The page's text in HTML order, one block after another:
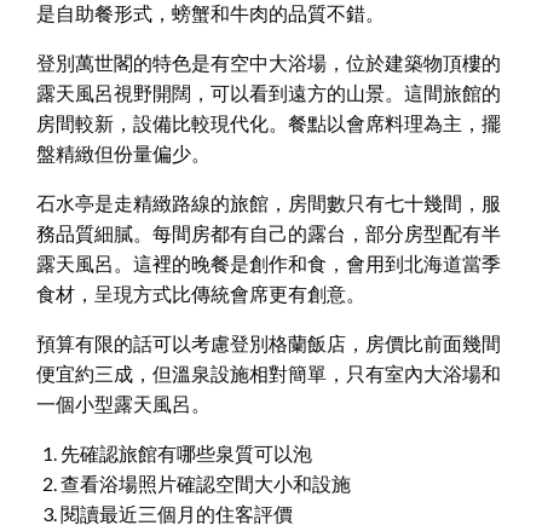
是自助餐形式，螃蟹和牛肉的品質不錯。
登別萬世閣的特色是有空中大浴場，位於建築物頂樓的
露天風呂視野開闊，可以看到遠方的山景。這間旅館的
房間較新，設備比較現代化。餐點以會席料理為主，擺
盤精緻但份量偏少。
石水亭是走精緻路線的旅館，房間數只有七十幾間，服
務品質細膩。每間房都有自己的露台，部分房型配有半
露天風呂。這裡的晚餐是創作和食，會用到北海道當季
食材，呈現方式比傳統會席更有創意。
預算有限的話可以考慮登別格蘭飯店，房價比前面幾間
便宜約三成，但溫泉設施相對簡單，只有室內大浴場和
一個小型露天風呂。
先確認旅館有哪些泉質可以泡
查看浴場照片確認空間大小和設施
閱讀最近三個月的住客評價